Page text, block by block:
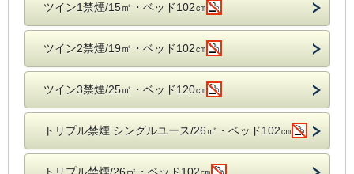
ツイン1禁煙/15㎡・ベッド102㎝
ツイン2禁煙/19㎡・ベッド102㎝
ツイン3禁煙/25㎡・ベッド120㎝
トリプル禁煙 シングルユース/26㎡・ベッド102㎝